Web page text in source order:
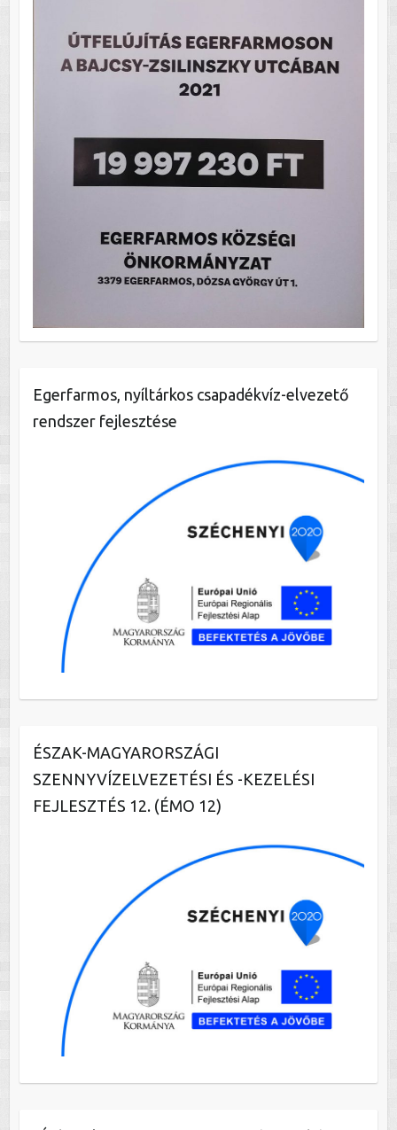
Egerfarmos, nyíltárkos csapadékvíz-elvezető
rendszer fejlesztése
ÉSZAK-MAGYARORSZÁGI
SZENNYVÍZELVEZETÉSI ÉS -KEZELÉSI
FEJLESZTÉS 12. (ÉMO 12)